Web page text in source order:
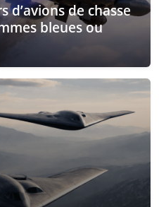
d’avions de chasse
bleues ou